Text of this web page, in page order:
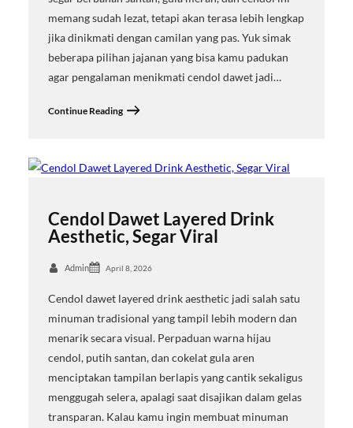
memang sudah lezat, tetapi akan terasa lebih lengkap
jika dinikmati dengan camilan yang pas. Yuk simak
beberapa pilihan jajanan yang bisa kamu padukan
agar pengalaman menikmati cendol dawet jadi…
Continue Reading
Cendol Dawet Layered Drink
Aesthetic, Segar Viral
Admin April 8, 2026
Cendol dawet layered drink aesthetic jadi salah satu
minuman tradisional yang tampil lebih modern dan
menarik secara visual. Perpaduan warna hijau
cendol, putih santan, dan cokelat gula aren
menciptakan tampilan berlapis yang cantik sekaligus
menggugah selera, apalagi saat disajikan dalam gelas
transparan. Kalau kamu ingin membuat minuman